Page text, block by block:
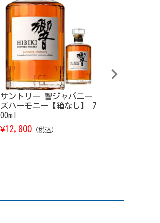
サントリー 響ジャパニー
ズハーモニー【箱なし】 7
00ml
¥12,800 （税込）